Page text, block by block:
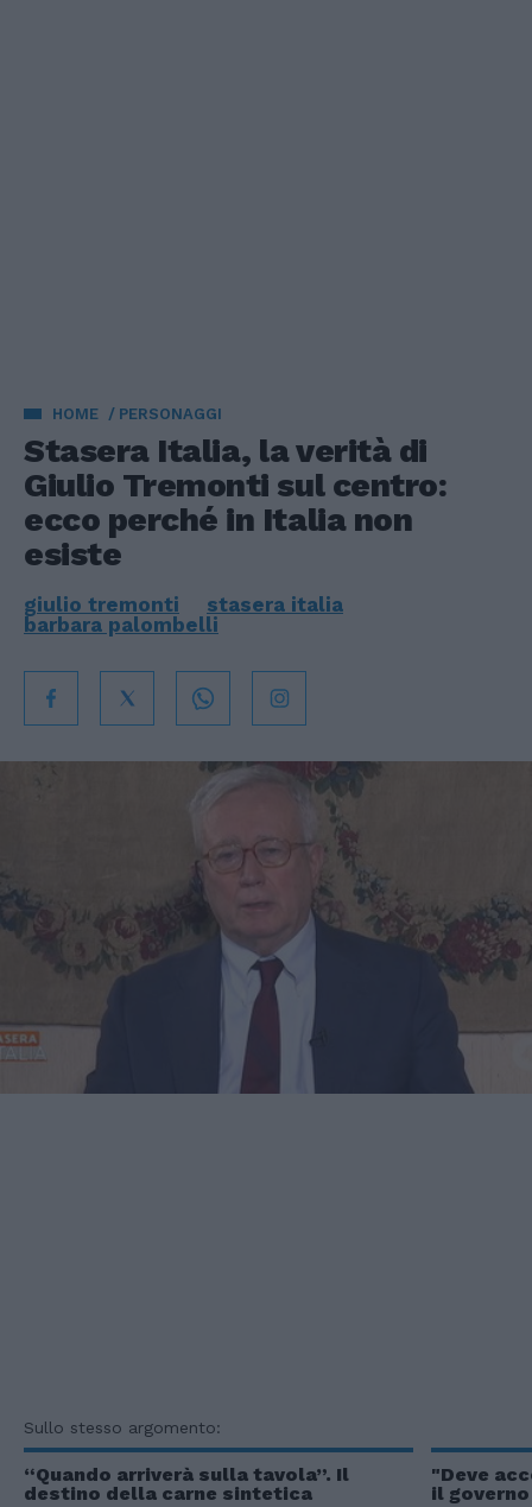
HOME PERSONAGGI
Stasera Italia, la verità di
Giulio Tremonti sul centro:
ecco perché in Italia non
esiste
giulio tremonti
stasera italia
barbara palombelli
Sullo stesso argomento:
“Quando arriverà sulla tavola”. Il
destino della carne sintetica
"Deve
il